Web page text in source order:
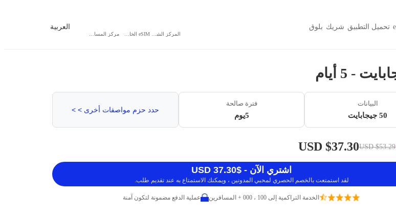
تحميل التطبيق شريك بلوق العربية
البيانات
50 جيجابايت
فترة صالحة
5يوم
حدد حزم مواصفات أخرى > >
$53.29 USD
$37.30 USD
اشتري الآن - $37.30 USD
لقد استمتعت بالخصم الحصري لمحبي المدونين ، ويمكنك الاستمتاع به عند تقديم طلب.
الخدمة التراكمية إلى 100 ، 000 + المسافرين عملية الدفع مضمونة لتكون آمنة